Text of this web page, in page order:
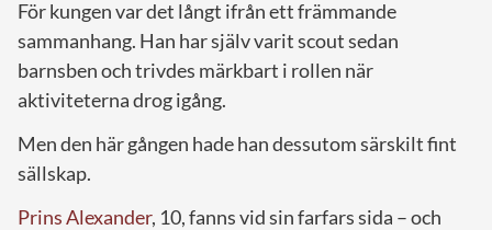
För kungen var det långt ifrån ett främmande
sammanhang. Han har själv varit scout sedan
barnsben och trivdes märkbart i rollen när
aktiviteterna drog igång.
Men den här gången hade han dessutom särskilt fint
sällskap.
Prins Alexander, 10, fanns vid sin farfars sida – och